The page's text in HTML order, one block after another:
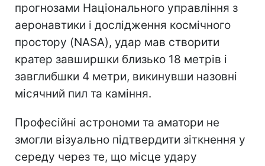
прогнозами Національного управління з
аеронавтики і дослідження космічного
простору (NASA), удар мав створити
кратер завширшки близько 18 метрів і
завглибшки 4 метри, викинувши назовні
місячний пил та каміння.
Професійні астрономи та аматори не
змогли візуально підтвердити зіткнення у
середу через те, що місце удару